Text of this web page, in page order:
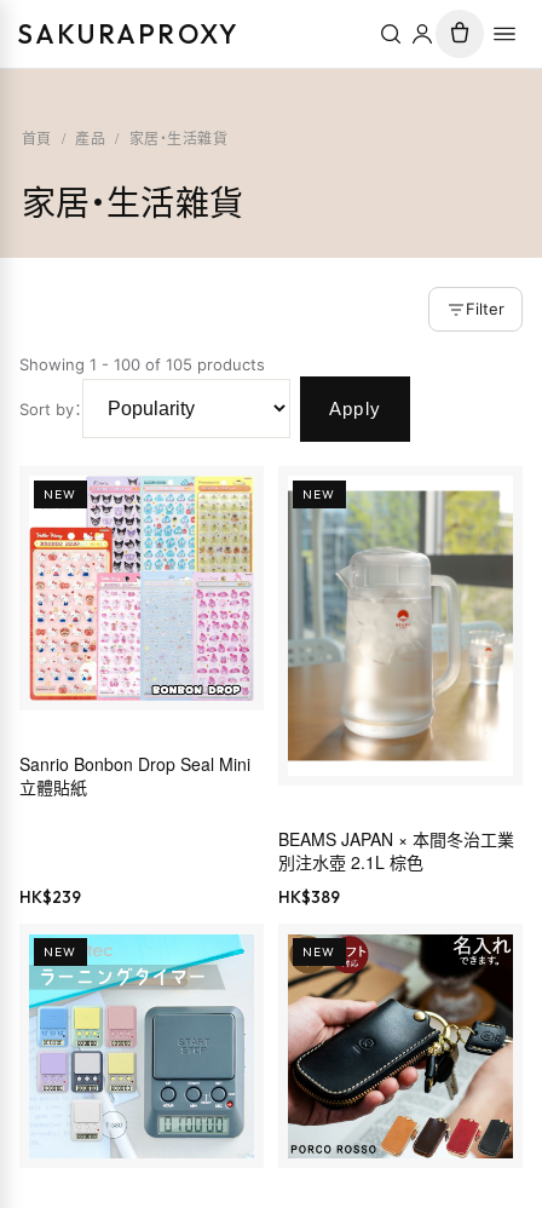
SAKURAPROXY
首頁 / 產品 / 家居・生活雜貨
家居・生活雜貨
Filter
Showing 1 - 100 of 105 products
Sort by： Apply
NEW
Sanrio Bonbon Drop Seal Mini
立體貼紙
HK$239
NEW
BEAMS JAPAN × 本間冬治工業
別注水壺 2.1L 棕色
HK$389
NEW NEW